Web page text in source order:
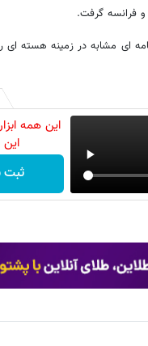
و فرانسه گرفت.
ای مشابه در زمینه هسته ای
این همه